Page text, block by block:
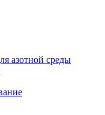
азотной среды